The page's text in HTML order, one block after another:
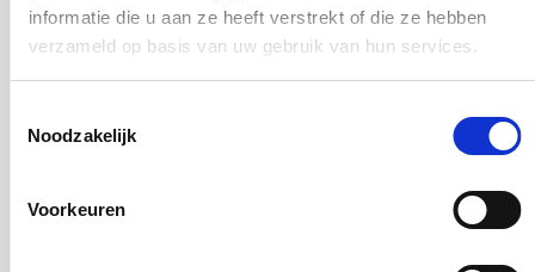
informatie die u aan ze heeft verstrekt of die ze hebben
verzameld op basis van uw gebruik van hun services.
Noodzakelijk
Voorkeuren
hardheidsclausule ?